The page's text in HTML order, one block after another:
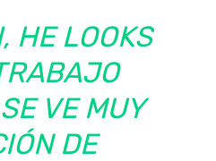
HE LOOKS
VE MUY
DE